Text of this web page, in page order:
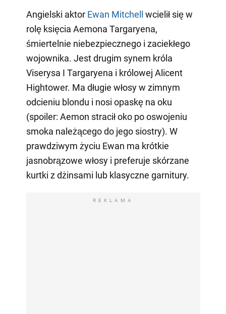
Angielski aktor Ewan Mitchell wcielił się w
rolę księcia Aemona Targaryena,
śmiertelnie niebezpiecznego i zaciekłego
wojownika. Jest drugim synem króla
Viserysa I Targaryena i królowej Alicent
Hightower. Ma długie włosy w zimnym
odcieniu blondu i nosi opaskę na oku
(spoiler: Aemon stracił oko po oswojeniu
smoka należącego do jego siostry). W
prawdziwym życiu Ewan ma krótkie
jasnobrązowe włosy i preferuje skórzane
kurtki z dżinsami lub klasyczne garnitury.
REKLAMA